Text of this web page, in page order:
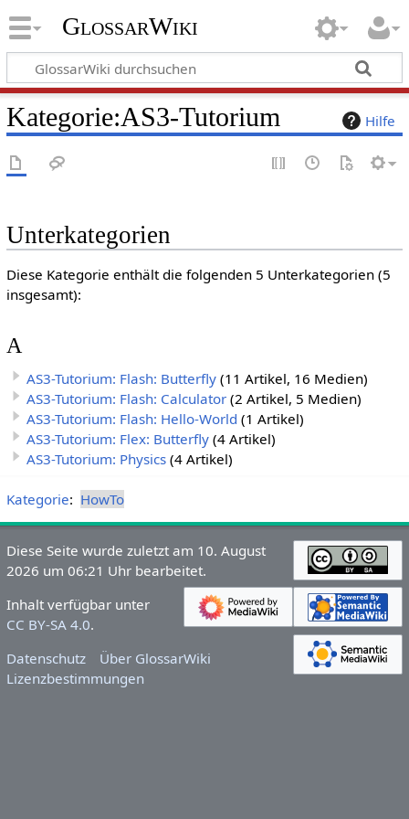
GlossarWiki
Hilfe
Kategorie:AS3-Tutorium
Unterkategorien
Diese Kategorie enthält die folgenden 5 Unterkategorien (5
insgesamt):
A
AS3-Tutorium: Flash: Butterfly (11 Artikel, 16 Medien)
AS3-Tutorium: Flash: Calculator (2 Artikel, 5 Medien)
AS3-Tutorium: Flash: Hello-World (1 Artikel)
AS3-Tutorium: Flex: Butterfly (4 Artikel)
AS3-Tutorium: Physics (4 Artikel)
Kategorie: HowTo
Diese Seite wurde zuletzt am 10. August
2026 um 06:21 Uhr bearbeitet.
Inhalt verfügbar unter
CC BY-SA 4.0.
Datenschutz
Über GlossarWiki
Lizenzbestimmungen